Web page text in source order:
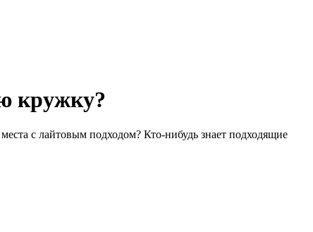
кружку?
с лайтовым подходом? Кто-нибудь знает подходящие